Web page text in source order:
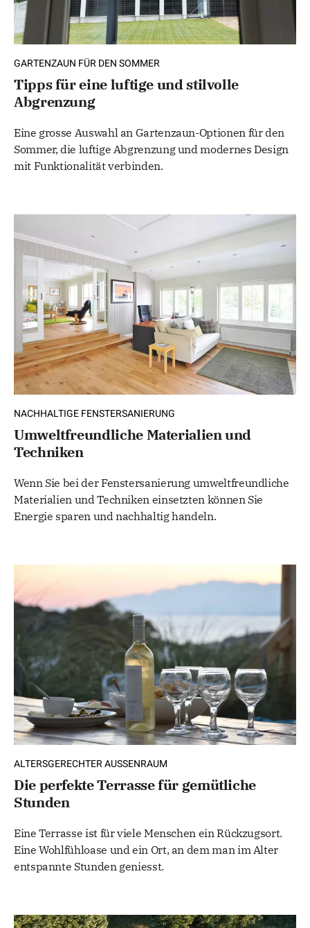
GARTENZAUN FÜR DEN SOMMER
Tipps für eine luftige und stilvolle
Abgrenzung
Eine grosse Auswahl an Gartenzaun-Optionen für den
Sommer, die luftige Abgrenzung und modernes Design
mit Funktionalität verbinden.
NACHHALTIGE FENSTERSANIERUNG
Umweltfreundliche Materialien und
Techniken
Wenn Sie bei der Fenstersanierung umweltfreundliche
Materialien und Techniken einsetzten können Sie
Energie sparen und nachhaltig handeln.
ALTERSGERECHTER AUSSENRAUM
Die perfekte Terrasse für gemütliche
Stunden
Eine Terrasse ist für viele Menschen ein Rückzugsort.
Eine Wohlfühloase und ein Ort, an dem man im Alter
entspannte Stunden geniesst.